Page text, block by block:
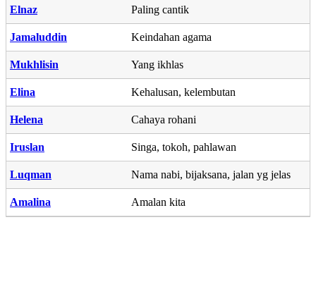
Elnaz Paling cantik
Jamaluddin Keindahan agama
Mukhlisin Yang ikhlas
Elina Kehalusan, kelembutan
Helena Cahaya rohani
Iruslan Singa, tokoh, pahlawan
Luqman Nama nabi, bijaksana, jalan yg jelas
Amalina Amalan kita